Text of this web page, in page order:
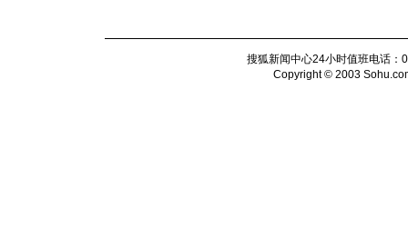
搜狐新闻中心24小时值班电话
Copyright © 2003